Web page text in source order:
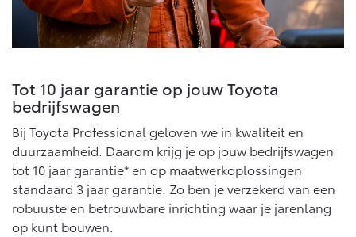
Tot 10 jaar garantie op jouw Toyota
bedrijfswagen
Bij Toyota Professional geloven we in kwaliteit en
duurzaamheid. Daarom krijg je op jouw bedrijfswagen
tot 10 jaar garantie* en op maatwerkoplossingen
standaard 3 jaar garantie. Zo ben je verzekerd van een
robuuste en betrouwbare inrichting waar je jarenlang
op kunt bouwen.